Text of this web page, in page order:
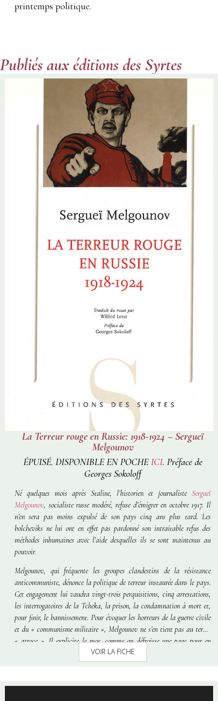
printemps politique.
Publiés aux éditions des Syrtes
La Terreur rouge en Russie: 1918-1924 – Sergueï
Melgounov
ÉPUISÉ. DISPONIBLE EN POCHEICI. Préface de
Georges Sokoloff
Né quelques mois après Staline, l’historien et journaliste Sergueï
Melgounov, socialiste russe modéré, refuse d’émigrer en octobre 1917. Il
n’en sera pas moins expulsé de son pays cinq ans plus tard. Les
bolcheviks ne lui ont en effet pas pardonné son intraitable refus des
méthodes inhumaines avec l’aide desquelles ils se sont maintenus au
pouvoir.
Melgounov, qui fréquente les groupes clandestins de la résistance
anticommuniste, dénonce la politique de terreur instaurée dans le pays.
Cet engagement lui vaudra vingt-trois perquisitions, cinq arrestations,
les interrogatoires de la Tcheka, la prison, la condamnation à mort et,
pour finir, le bannissement. Pour évoquer les horreurs de la guerre civile
et du « communisme militaire », Melgounov ne s’en tient pas au terme
« atroce ». Il explicite le mot, comme on défroisse une page pour en
étaler l’insoutenable contenu. La valeur de ses propos est d’autant plus
précieuse qu’il fait parler les victimes et leurs bourreaux, grâce
ce sens, son témoignage préfigure celui de Soljenitsyne sur le goulag.
VOIR LA FICHE